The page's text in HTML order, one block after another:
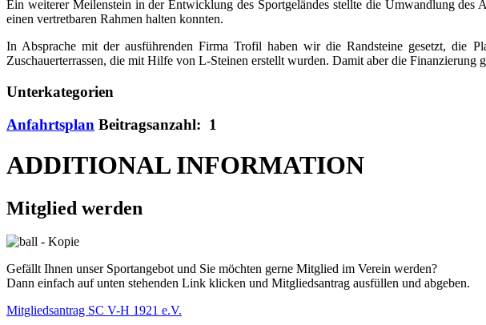
Ein weiterer Meilenstein in der Entwicklung des Sportgeländes stellte die Umwandlung
einen vertretbaren Rahmen halten konnten.
In Absprache mit der ausführenden Firma Trofil haben wir die Randsteine gesetzt, die
Zuschauerterrassen, die mit Hilfe von L-Steinen erstellt wurden. Damit aber die
Unterkategorien
Anfahrtsplan Beitragsanzahl: 1
ADDITIONAL INFORMATION
Mitglied werden
Gefällt Ihnen unser Sportangebot und Sie möchten gerne Mitglied im Verein werden?
Dann einfach auf unten stehenden Link klicken und Mitgliedsantrag ausfüllen und abgeben.
Mitgliedsantrag SC V-H 1921 e.V.